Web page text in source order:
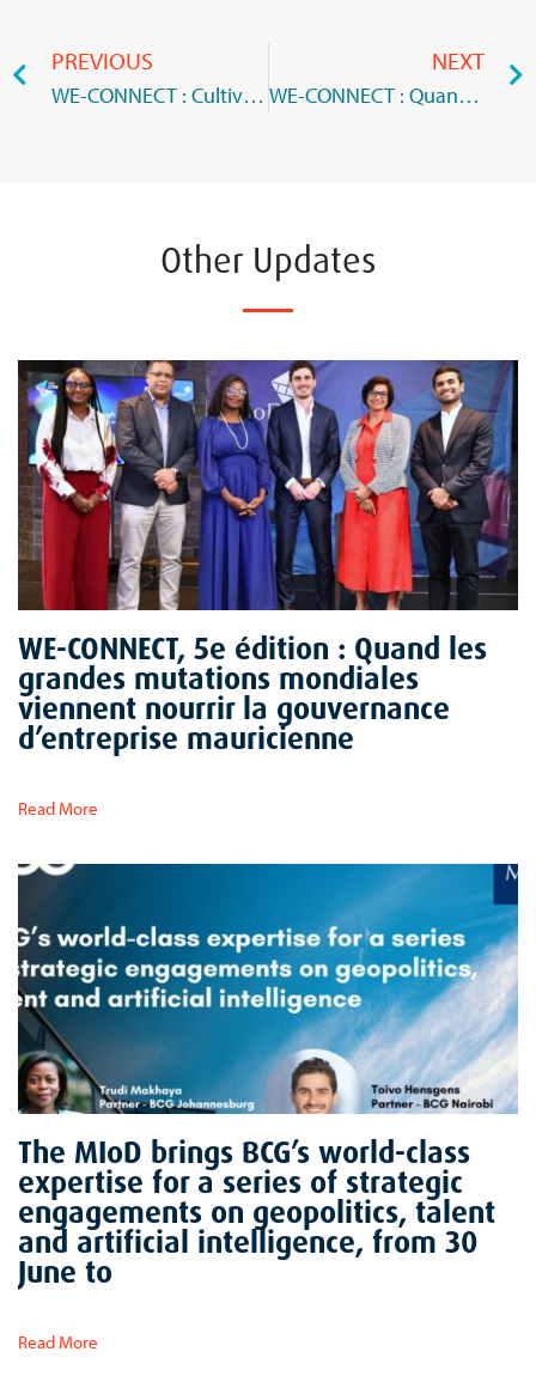
PREVIOUS
WE-CONNECT : Cultiver les Connexions au Cœur de la Gouvernance d’Entreprise
NEXT
WE-CONNECT : Quand l’intelligence artificielle s’invite au cœur du réseautage professionnel
Other Updates
WE-CONNECT, 5e édition : Quand les
grandes mutations mondiales
viennent nourrir la gouvernance
d’entreprise mauricienne
Read More
The MIoD brings BCG’s world-class
expertise for a series of strategic
engagements on geopolitics, talent
and artificial intelligence, from 30
June to
Read More